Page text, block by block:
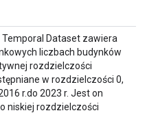
Temporal Dataset zawiera
liczbach budynków
rozdzielczości
w rozdzielczości 0,
r.do 2023 r. Jest on
niskiej rozdzielczości